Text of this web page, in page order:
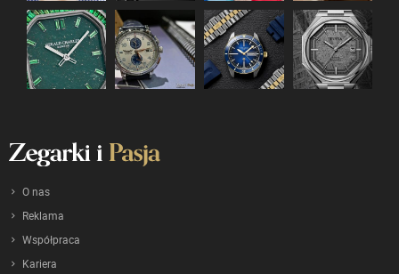
O nas
Reklama
Współpraca
Kariera